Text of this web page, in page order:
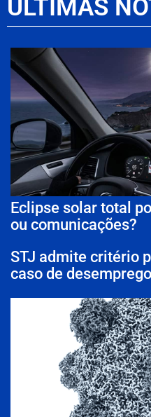
ÚLTIMAS
Eclipse solar total
ou comunicações?
STJ admite critério
caso de desemprego